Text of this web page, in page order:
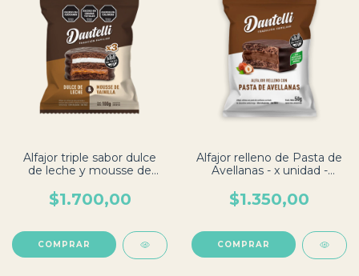
Alfajor triple sabor dulce
de leche y mousse de
Dantelli
$1.700,00
Alfajor relleno de Pasta de
Avellanas - x unidad -
$1.350,00